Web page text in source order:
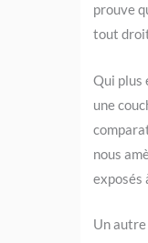
prouve
tout
Qui plus
une
nous
exposés
Un